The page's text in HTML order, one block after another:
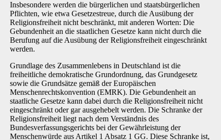
Insbesondere werden die bürgerlichen und staatsbürgerlichen
Pflichten, wie etwa Gesetzestreue, durch die Ausübung der
Religionsfreiheit nicht beschränkt, mit anderen Worten: Die
Gebundenheit an die staatlichen Gesetze kann nicht durch die
Berufung auf die Ausübung der Religionsfreiheit eingeschränkt
werden.
Grundlage des Zusammenlebens in Deutschland ist die
freiheitliche demokratische Grundordnung, das Grundgesetz
sowie die Grundsätze gemäß der Europäischen
Menschenrechtskonvention (EMRK). Die Gebundenheit an
staatliche Gesetze kann dabei durch die Religionsfreiheit nicht
eingeschränkt oder gar ausgehebelt werden. Die Schranke der
Religionsfreiheit liegt nach dem Verständnis des
Bundesverfassungsgerichts bei der Gewährleistung der
Menschenwürde aus Artikel 1 Absatz 1 GG. Diese Schranke ist,